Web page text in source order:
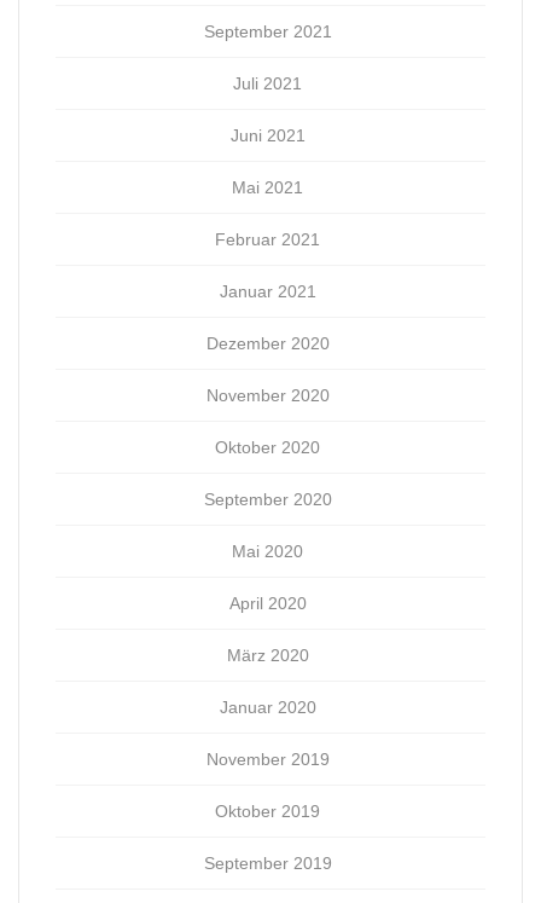
September 2021
Juli 2021
Juni 2021
Mai 2021
Februar 2021
Januar 2021
Dezember 2020
November 2020
Oktober 2020
September 2020
Mai 2020
April 2020
März 2020
Januar 2020
November 2019
Oktober 2019
September 2019